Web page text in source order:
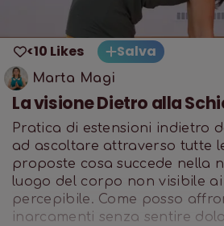
<10 Likes Salva
Marta Magi
La visione Dietro alla
Pratica di estensioni indietro
ad ascoltare attraverso tutte
proposte cosa succede nella
luogo del corpo non visibile
percepibile. Come posso
inarcamenti senza sentire